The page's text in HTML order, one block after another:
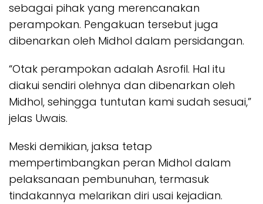
sebagai pihak yang merencanakan
perampokan. Pengakuan tersebut juga
dibenarkan oleh Midhol dalam persidangan.
“Otak perampokan adalah Asrofil. Hal itu
diakui sendiri olehnya dan dibenarkan oleh
Midhol, sehingga tuntutan kami sudah sesuai,”
jelas Uwais.
Meski demikian, jaksa tetap
mempertimbangkan peran Midhol dalam
pelaksanaan pembunuhan, termasuk
tindakannya melarikan diri usai kejadian.